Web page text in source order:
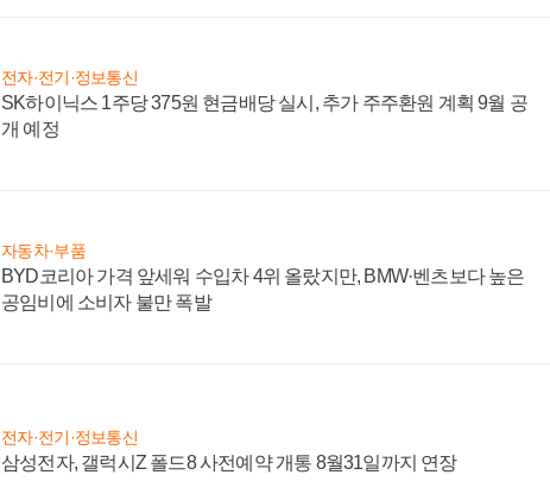
전자·전기·정보통신
SK하이닉스 1주당 375원 현금배당 실시, 추가 주주환원 계획 9월 공
개 예정
자동차·부품
BYD코리아 가격 앞세워 수입차 4위 올랐지만, BMW·벤츠보다 높은
공임비에 소비자 불만 폭발
전자·전기·정보통신
삼성전자, 갤럭시Z 폴드8 사전예약 개통 8월31일까지 연장